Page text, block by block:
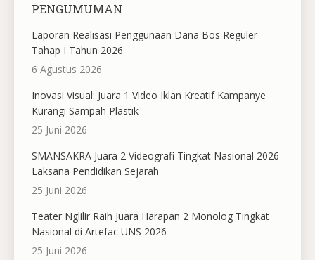
PENGUMUMAN
Laporan Realisasi Penggunaan Dana Bos Reguler
Tahap I Tahun 2026
6 Agustus 2026
Inovasi Visual: Juara 1 Video Iklan Kreatif Kampanye
Kurangi Sampah Plastik
25 Juni 2026
SMANSAKRA Juara 2 Videografi Tingkat Nasional 2026
Laksana Pendidikan Sejarah
25 Juni 2026
Teater Nglilir Raih Juara Harapan 2 Monolog Tingkat
Nasional di Artefac UNS 2026
25 Juni 2026